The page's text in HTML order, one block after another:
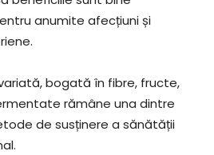
anumite afecțiuni și
bogată în fibre, fructe,
rămâne una dintre
de susținere a sănătății